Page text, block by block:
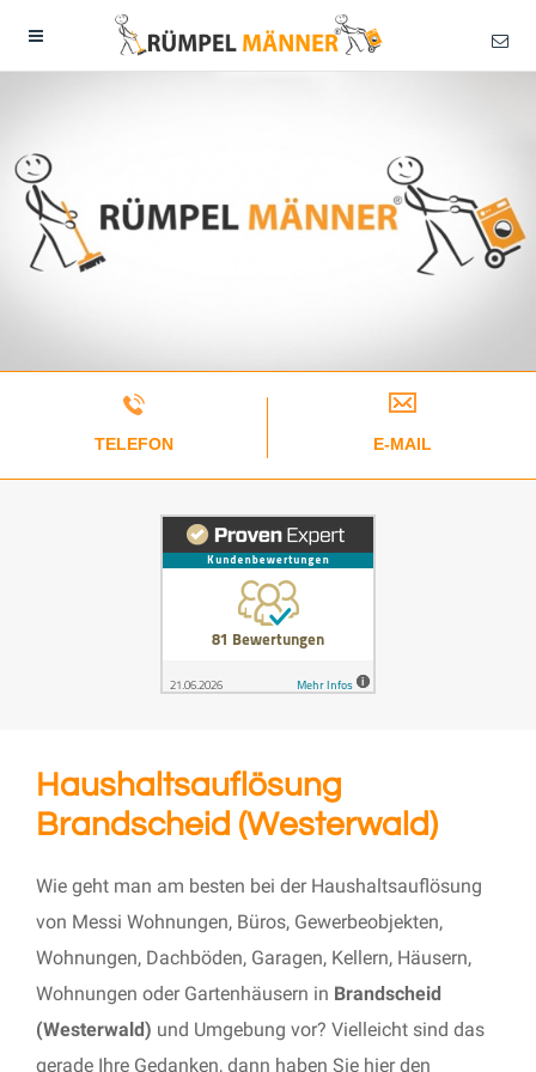
TELEFON E-MAIL
Haushaltsauflösung
Brandscheid (Westerwald)
Wie geht man am besten bei der Haushaltsauflösung
von Messi Wohnungen, Büros, Gewerbeobjekten,
Wohnungen, Dachböden, Garagen, Kellern, Häusern,
Wohnungen oder Gartenhäusern in Brandscheid
(Westerwald) und Umgebung vor? Vielleicht sind das
gerade Ihre Gedanken, dann haben Sie hier den